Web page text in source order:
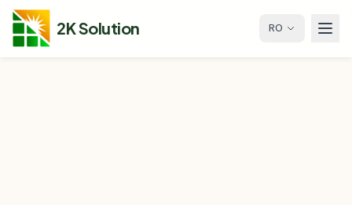
2K Solution RO